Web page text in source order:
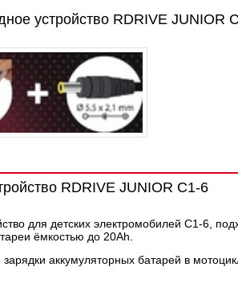
устройство RDRIVE JUNIOR
RDRIVE JUNIOR C1-6
для детских электромобилей С1-6,
ёмкостью до 20Ah.
аккумуляторных батарей в